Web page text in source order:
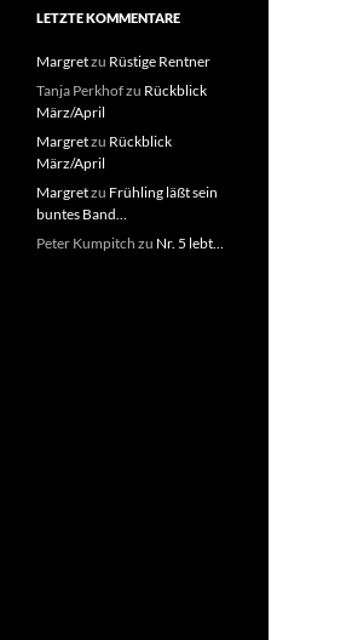
LETZTE KOMMENTARE
Margretzu Rüstige Rentner
Tanja Perkhofzu Rückblick
März/April
Margretzu Rückblick
März/April
Margretzu Frühling läßt sein
buntes Band…
Peter Kumpitch zu Nr. 5 lebt…